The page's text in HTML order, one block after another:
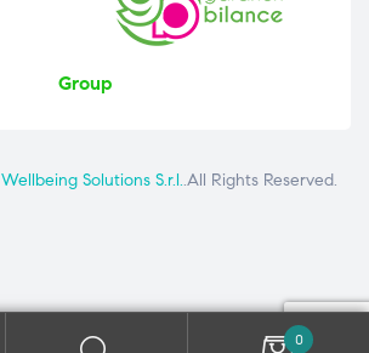
Group
Wellbeing Solutions S.r.l..All Rights Reserved.
0